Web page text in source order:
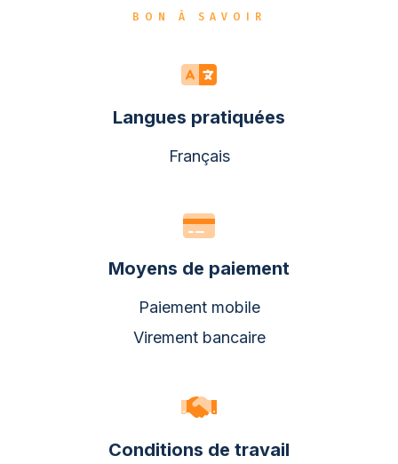
BON À SAVOIR
Langues pratiquées
Français
Moyens de paiement
Paiement mobile
Virement bancaire
Conditions de travail